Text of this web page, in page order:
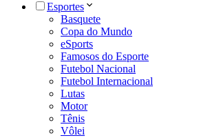
Esportes
Basquete
Copa do Mundo
eSports
Famosos do Esporte
Futebol Nacional
Futebol Internacional
Lutas
Motor
Tênis
Vôlei